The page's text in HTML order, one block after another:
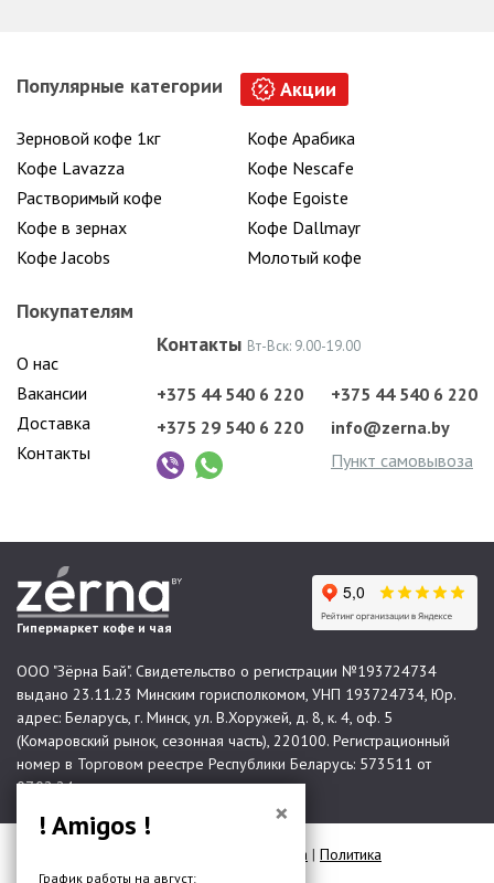
Популярные категории Акции
Зерновой кофе 1кг
Кофе Арабика
Кофе Lavazza
Кофе Nescafe
Растворимый кофе
Кофе Egoiste
Кофе в зернах
Кофе Dallmayr
Кофе Jacobs
Молотый кофе
Покупателям
О нас
Вакансии
Доставка
Контакты
Контакты Вт-Вск: 9.00-19.00
+375 44 540 6 220
+375 29 540 6 220
+375 44 540 6 220
info@zerna.by
Пункт самовывоза
Гипермаркет кофе и чая
ООО "Зёрна Бай". Свидетельство о регистрации №193724734
выдано 23.11.23 Минским горисполкомом, УНП 193724734, Юр.
адрес: Беларусь, г. Минск, ул. В.Хоружей, д. 8, к. 4, оф. 5
(Комаровский рынок, сезонная часть), 220100. Регистрационный
номер в Торговом реестре Республики Беларусь: 573511 от
07.02.24.
Карта сайта | Политика
конфиденциальности
×
! Amigos !
График работы на август: